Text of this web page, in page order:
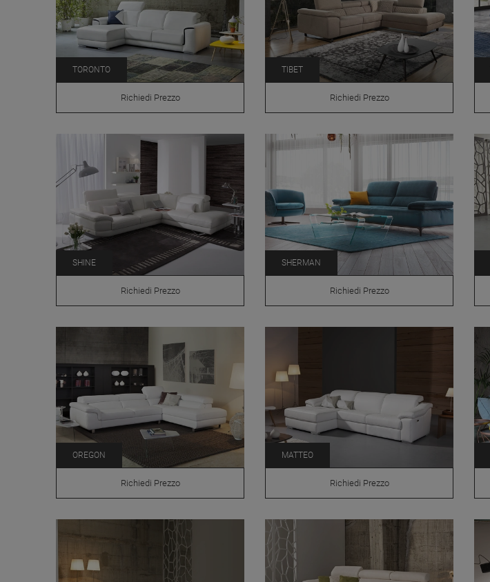
TORONTO
Richiedi Prezzo
TIBET
Richiedi Prezzo
SHINE
Richiedi Prezzo
SHERMAN
Richiedi Prezzo
OREGON
Richiedi Prezzo
MATTEO
Richiedi Prezzo